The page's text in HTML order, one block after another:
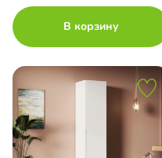
В корзину